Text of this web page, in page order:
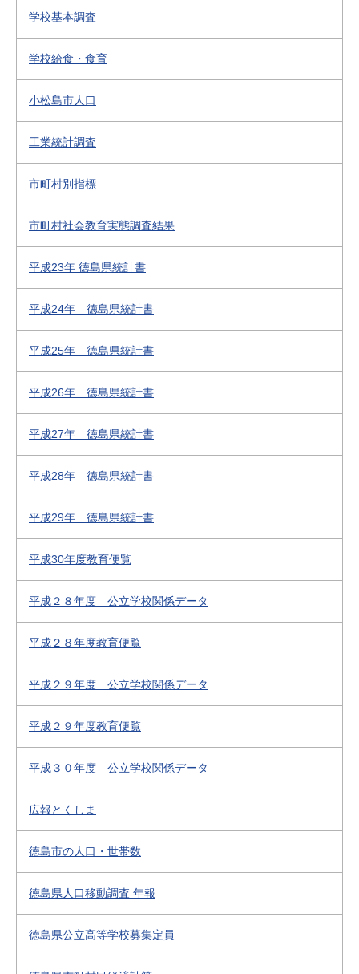
学校基本調査
学校給食・食育
小松島市人口
工業統計調査
市町村別指標
市町村社会教育実態調査結果
平成23年 徳島県統計書
平成24年 徳島県統計書
平成25年 徳島県統計書
平成26年 徳島県統計書
平成27年 徳島県統計書
平成28年 徳島県統計書
平成29年 徳島県統計書
平成30年度教育便覧
平成２８年度 公立学校関係データ
平成２８年度教育便覧
平成２９年度 公立学校関係データ
平成２９年度教育便覧
平成３０年度 公立学校関係データ
広報とくしま
徳島市の人口・世帯数
徳島県人口移動調査 年報
徳島県公立高等学校募集定員